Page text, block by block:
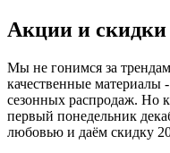
Акции и скидки
Мы не гонимся за
качественные материалы
сезонных распродаж. Но
первый понедельник
любовью и даём скидку